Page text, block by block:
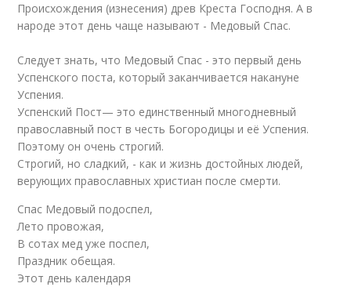
Происхождения (изнесения) древ Креста Господня. А в
народе этот день чаще называют - Медовый Спас.
Следует знать, что Медовый Спас - это первый день
Успенского поста, который заканчивается накануне
Успения.
Успенский Пост— это единственный многодневный
православный пост в честь Богородицы и её Успения.
Поэтому он очень строгий.
Строгий, но сладкий, - как и жизнь достойных людей,
верующих православных христиан после смерти.
Спас Медовый подоспел,
Лето провожая,
В сотах мед уже поспел,
Праздник обещая.
Этот день календаря